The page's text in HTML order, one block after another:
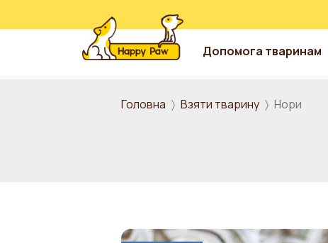
Допомога тваринам
Головна Взяти тварину Нори